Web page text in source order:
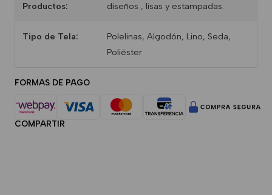
Productos:
diseños , lisas y estampadas.
Tipo de Tela:
Polelinas, Algodón, Lino, Seda,
Poliéster
FORMAS DE PAGO
COMPARTIR